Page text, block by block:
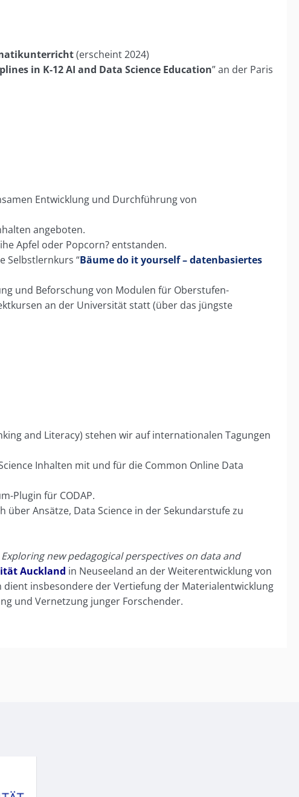
(erscheint 2024)
in K-12 AI and Data Science Education” an der Paris
Entwicklung und Durchführung von
angeboten.
Apfel oder Popcorn? entstanden.
Selbstlernkurs “Bäume do it yourself – datenbasiertes
und Beforschung von Modulen für Oberstufen-
an der Universität statt (über das jüngste
and Literacy) stehen wir auf internationalen Tagungen
Inhalten mit und für die Common Online Data
Plugin für CODAP.
über Ansätze, Data Science in der Sekundarstufe zu
new pedagogical perspectives on data and
Auckland in Neuseeland an der Weiterentwicklung von
insbesondere der Vertiefung der Materialentwicklung
und Vernetzung junger Forschender.